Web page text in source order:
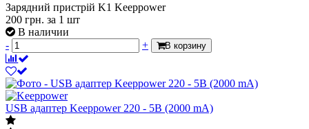
Зарядний пристрій K1 Keeppower
200 грн. за 1 шт
В наличии
-
+ В корзину
USB адаптер Keeppower 220 - 5В (2000 mA)